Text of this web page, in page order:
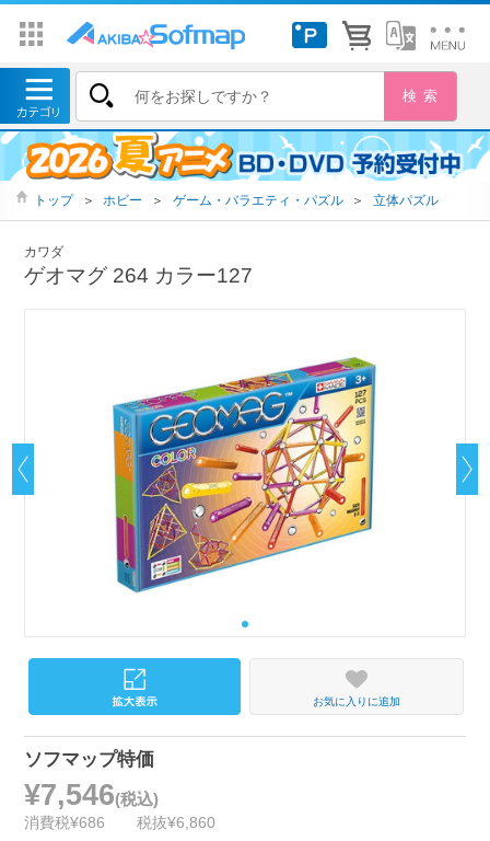
トップ ＞ ホビー ＞ ゲーム・バラエティ・パズル ＞ 立体パズル
カワダ
ゲオマグ 264 カラー127
お気に入りに追加
ソフマップ特価
¥7,546(税込)
消費税¥686 税抜¥6,860